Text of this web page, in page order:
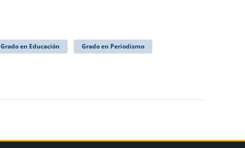
Grado en Educación Grado en Periodismo